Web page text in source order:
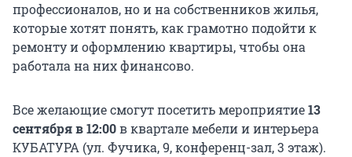
профессионалов, но и на собственников жилья,
которые хотят понять, как грамотно подойти к
ремонту и оформлению квартиры, чтобы она
работала на них финансово.
Все желающие смогут посетить мероприятие13
сентября в 12:00в квартале мебели и интерьера
КУБАТУРА (ул. Фучика, 9, конференц-зал, 3 этаж).